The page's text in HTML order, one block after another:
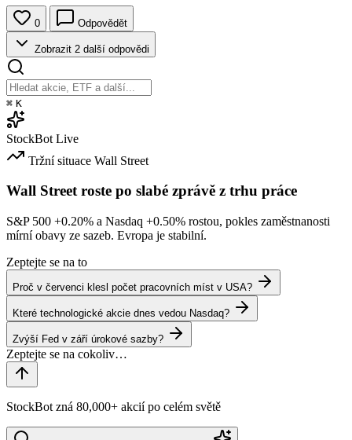
0 Odpovědět
Zobrazit 2 další odpovědi
⌘ K
StockBot Live
Tržní situace Wall Street
Wall Street roste po slabé zprávě z trhu práce
S&P 500 +0.20% a Nasdaq +0.50% rostou, pokles zaměstnanosti
mírní obavy ze sazeb. Evropa je stabilní.
Zeptejte se na to
Proč v červenci klesl počet pracovních míst v USA?
Které technologické akcie dnes vedou Nasdaq?
Zvýší Fed v září úrokové sazby?
StockBot zná 80,000+ akcií po celém světě